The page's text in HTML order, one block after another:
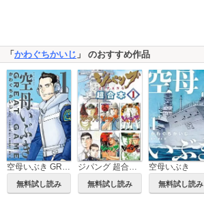
「 かわぐちかいじ 」 のおすすめ作品
空母いぶき GREAT GAME
無料試し読み
ジパング 超合本版
無料試し読み
空母いぶき
無料試し読み